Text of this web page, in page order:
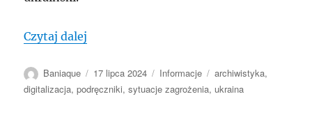
Czytaj dalej
Autor
Baniaque
Data
publikacji
17 lipca 2024 Kategorie
Informacje Tagi
archiwistyka,
digitalizacja,podręczniki,sytuacje zagrożenia, ukraina